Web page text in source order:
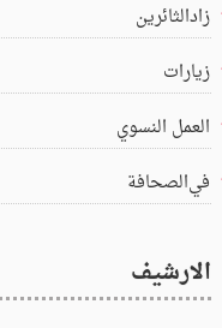
زادالثائرين
زيارات
العمل النسوي
في‌الصحافة
الارشيف